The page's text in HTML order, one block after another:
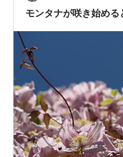
モンタナが咲き始め